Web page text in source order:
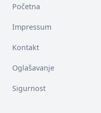
Početna
Impressum
Kontakt
Oglašavanje
Sigurnost